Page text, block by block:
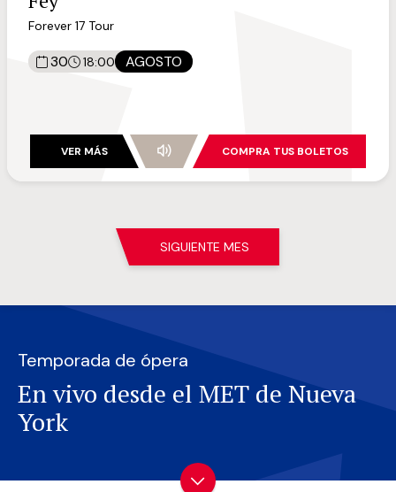
Forever 17 Tour
30 18:00 AGOSTO
VER MÁS COMPRA TUS BOLETOS
SIGUIENTE MES
Temporada de ópera
En vivo desde el MET de Nueva
York